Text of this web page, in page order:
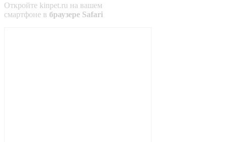
Откройте kinpet.ru на вашем
смартфоне в браузере Safari